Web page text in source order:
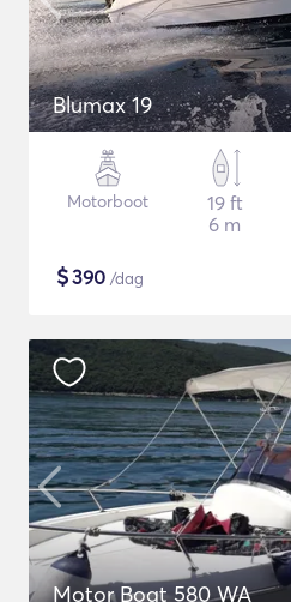
Blumax 19
Motorboot
19 ft
6 m
$390 /dag
Motor Boat 580 WA